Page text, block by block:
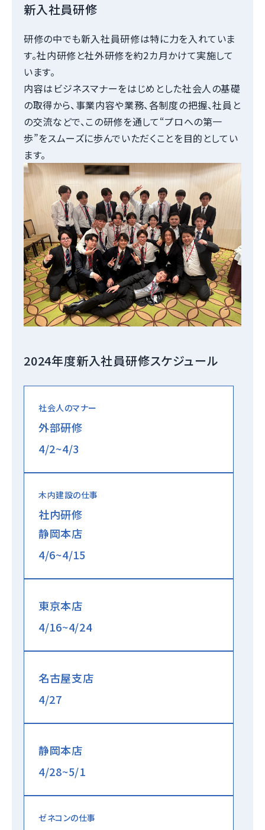
新入社員研修
研修の中でも新入社員研修は特に力を入れていま
す。社内研修と社外研修を約2カ月かけて実施して
います。
内容はビジネスマナーをはじめとした社会人の基礎
の取得から、事業内容や業務、各制度の把握、社員と
の交流などで、この研修を通して“プロへの第一
歩”をスムーズに歩んでいただくことを目的としてい
ます。
2024年度新入社員研修スケジュール
社会人のマナー
外部研修
4/2~4/3
木内建設の仕事
社内研修
静岡本店
4/6~4/15
東京本店
4/16~4/24
名古屋支店
4/27
静岡本店
4/28~5/1
ゼネコンの仕事